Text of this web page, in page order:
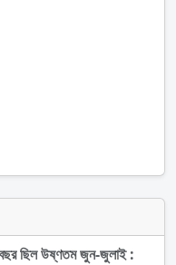
বছর ছিল উষ্ণতম জুন-জুলাই :